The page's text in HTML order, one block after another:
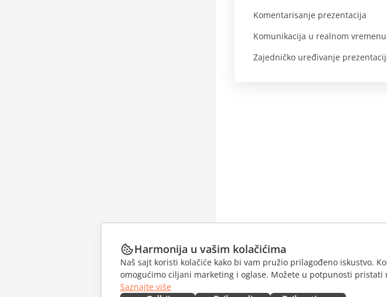
Komentarisanje prezentacija
Komunikacija u realnom vremenu
Zajedničko uređivanje
Harmonija u vašim kolačićima
Naš sajt koristi kolačiće kako bi vam pružio prilagođeno iskustvo.
omogućimo ciljani marketing i oglase. Možete u potpunosti
Saznajte više